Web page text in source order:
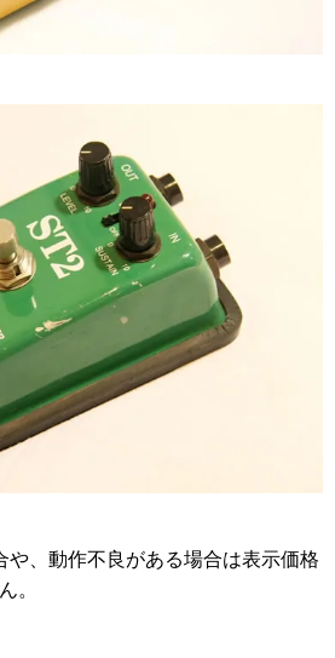
、動作不良がある場合は表示価格
。